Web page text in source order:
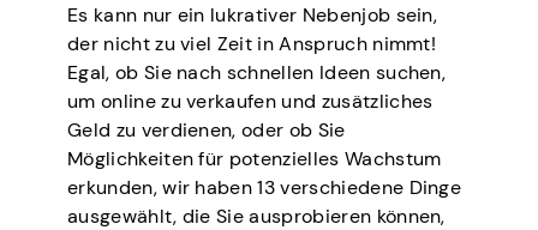
Es kann nur ein lukrativer Nebenjob sein,
der nicht zu viel Zeit in Anspruch nimmt!
Egal, ob Sie nach schnellen Ideen suchen,
um online zu verkaufen und zusätzliches
Geld zu verdienen, oder ob Sie
Möglichkeiten für potenzielles Wachstum
erkunden, wir haben 13 verschiedene Dinge
ausgewählt, die Sie ausprobieren können,